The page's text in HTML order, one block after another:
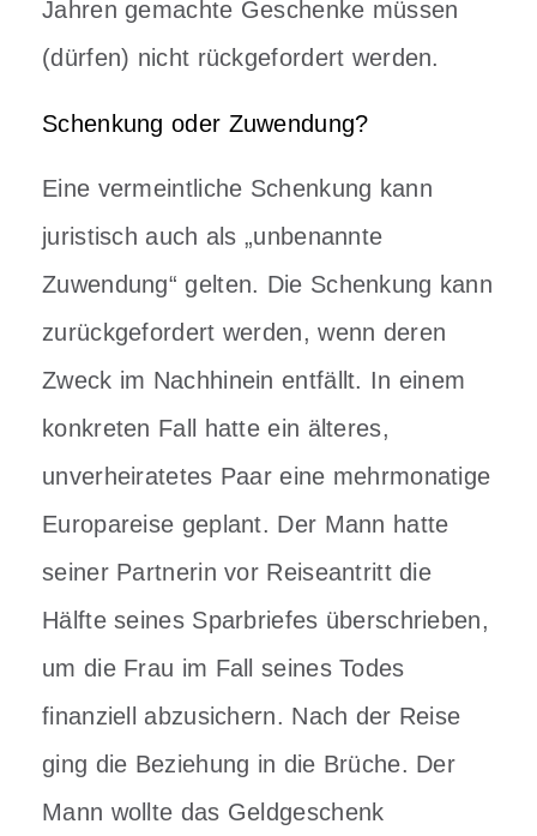
Jahren gemachte Geschenke müssen
(dürfen) nicht rückgefordert werden.
Schenkung oder Zuwendung?
Eine vermeintliche Schenkung kann
juristisch auch als „unbenannte
Zuwendung“ gelten. Die Schenkung kann
zurückgefordert werden, wenn deren
Zweck im Nachhinein entfällt. In einem
konkreten Fall hatte ein älteres,
unverheiratetes Paar eine mehrmonatige
Europareise geplant. Der Mann hatte
seiner Partnerin vor Reiseantritt die
Hälfte seines Sparbriefes überschrieben,
um die Frau im Fall seines Todes
finanziell abzusichern. Nach der Reise
ging die Beziehung in die Brüche. Der
Mann wollte das Geldgeschenk